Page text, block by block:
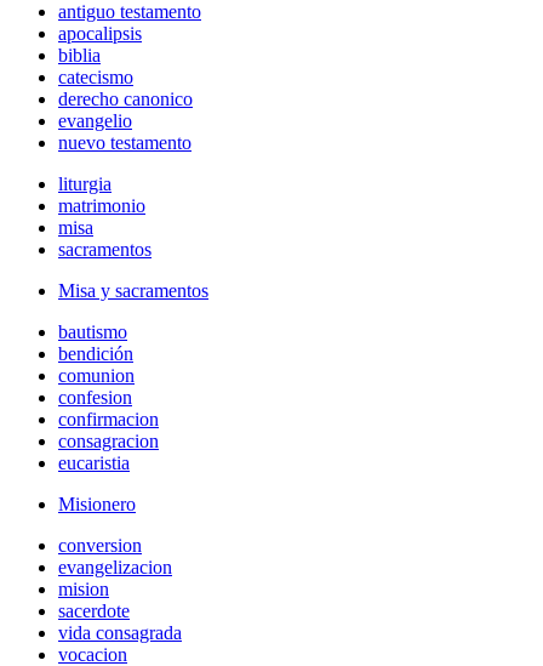
antiguo testamento
apocalipsis
biblia
catecismo
derecho canonico
evangelio
nuevo testamento
liturgia
matrimonio
misa
sacramentos
Misa y sacramentos
bautismo
bendición
comunion
confesion
confirmacion
consagracion
eucaristia
Misionero
conversion
evangelizacion
mision
sacerdote
vida consagrada
vocacion